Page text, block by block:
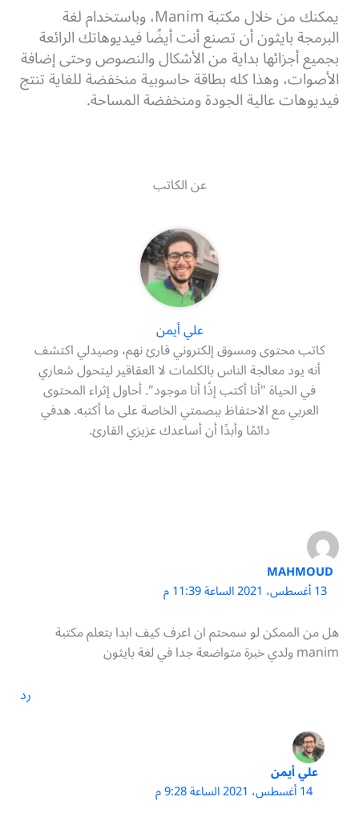
يمكنك من خلال مكتبة Manim، وباستخدام لغة
البرمجة بايثون أن تصنع أنت أيضًا فيديوهاتك الرائعة
بجميع أجزائها بداية من الأشكال والنصوص وحتى إضافة
الأصوات، وهذا كله بطاقة حاسوبية منخفضة للغاية تنتج
فيديوهات عالية الجودة ومنخفضة المساحة.
عن الكاتب
علي أيمن
كاتب محتوى ومسوق إلكتروني قارئ نهم، وصيدلي اكتشف
أنه يود معالجة الناس بالكلمات لا العقاقير ليتحول شعاري
في الحياة "أنا أكتب إذًا أنا موجود". أحاول إثراء المحتوى
العربي مع الاحتفاظ ببصمتي الخاصة على ما أكتبه. هدفي
دائمًا وأبدًا أن أساعدك عزيزي القارئ.
MAHMOUD
13 أغسطس، 2021 الساعة 11:39 م
هل من الممكن لو سمحتم ان اعرف كيف ابدا بتعلم مكتبة
manim ولدي خبرة متواضعة جدا في لغة بايثون
رد
علي أيمن
14 أغسطس، 2021 الساعة 9:28 م